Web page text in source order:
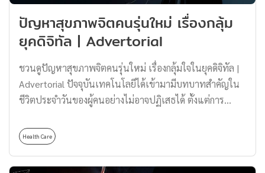
ช่วยชะลอการเสื่อมของสมองและลดความเสี่ยงในการเกิดโร
คอัลไซเมอร์ โดย สสส. เปิดเผยว่าโรคอัลไซเมอร์ส่งผลกระทบ
อย่างมากต่อการใช้ชีวิตผู้ป่วย ดังนี้ สูญเสียความทรงจำ ใน
จำนับตั้งแต่เรื่องเล็ก ๆ น้อย ๆ เช่น ลืมนัดหมาย ลืมตำแหน่ง
ของที่วางไว ไปจนถึงจำชื่อตนเองไม่ได้ในระยะสุดท้าย ส่งผล
ให้การสื่อสารและการทำกิจกรรมประจำวันเป็นไปอย่างยาก
ไซเมอร์ระยะกลางมักจะประสบปัญหาในการทำกิจวัตรประจำ
ปัญหาสุขภาพจิตคนรุ่นใหม่ เรื่องกลุ้ม
ยุคดิจิทัล | Advertorial
ชวนดูปัญหาสุขภาพจิตคนรุ่นใหม่ เรื่องกลุ้มใจในยุคดิจิทัล |
Advertorial ปัจจุบันเทคโนโลยีได้เข้ามามีบทบาทสำคัญใน
ชีวิตประจำวันของผู้คนอย่างไม่อาจปฏิเสธได้ ตั้งแต่การ
เหมือนว่าเทคโนโลยีจะเป็นตัวขับเคลื่อนของทุกสิ่งทุกอย่าง
รอบตัว ทำให้ชีวิตของผู้คนสะดวกสบายยิ่งขึ้น ด้วยการเข้าถึง
แหล่งข้อมูลและบริการได้อย่างรวดเร็ว แต่ในขณะเดียวกัน
Health Care